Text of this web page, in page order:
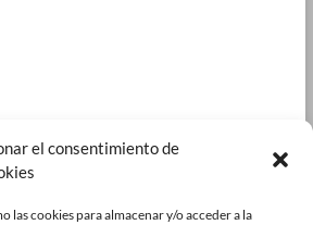
el consentimiento de
las cookies para almacenar y/o acceder a la